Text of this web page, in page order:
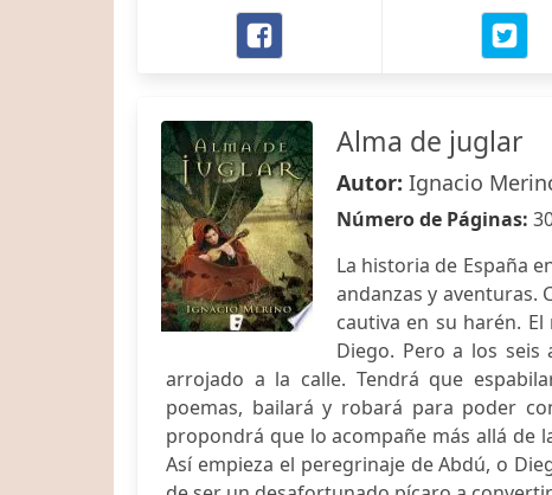
Alma de juglar
Autor: Ignacio
Número de Páginas:
La historia de España
andanzas y aventuras.
cautiva en su harén.
Diego. Pero a los
arrojado a la calle. Tendrá que
poemas, bailará y robará para poder
propondrá que lo acompañe más allá de
Así empieza el peregrinaje de Abdú, o